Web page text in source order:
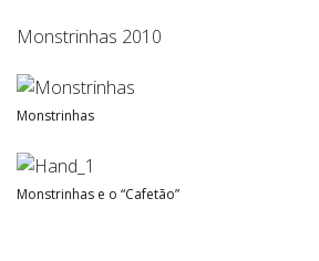
Monstrinhas 2010
Monstrinhas
Monstrinhas e o “Cafetão”